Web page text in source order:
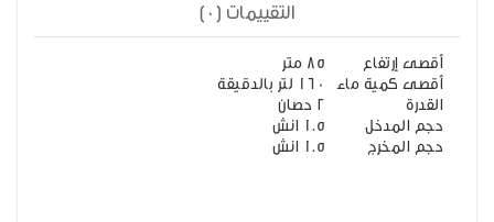
التقييمات (0)
أقصى إرتفاع
85 متر
أقصى كمية ماء
160 لتر بالدقيقة
القدرة
2 حصان
حجم المدخل
1.5 انش
حجم المخرج
1.5 انش